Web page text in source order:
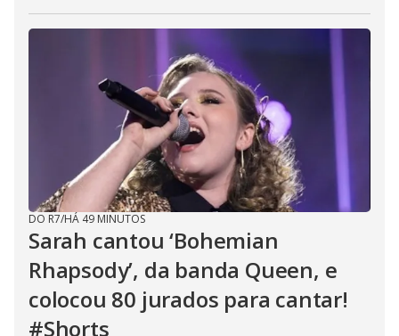
DO R7/HÁ 49 MINUTOS
Sarah cantou ‘Bohemian
Rhapsody’, da banda Queen, e
colocou 80 jurados para cantar!
#Shorts